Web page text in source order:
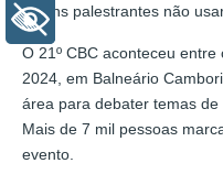
alguns palestrantes não
O 21º CBC aconteceu
2024, em Balneário
área para debater temas
Mais de 7 mil pessoas
evento.
+ Acessibilidade